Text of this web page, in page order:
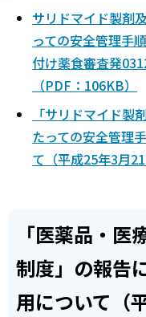
サリドマイド製剤
っての安全管理手
付け薬食審査発
（PDF：106KB）
「サリドマイド製
たっての安全管理
て（平成25年3月
「医薬品・
制度」の報告
用について（